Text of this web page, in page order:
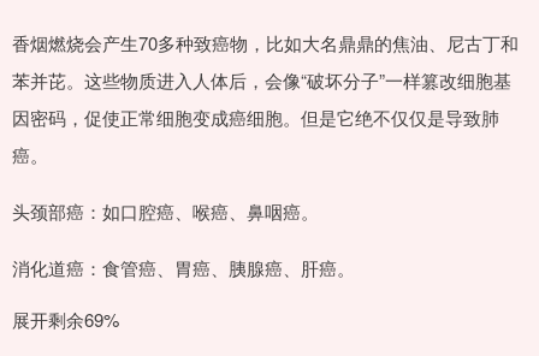
香烟燃烧会产生70多种致癌物，比如大名鼎鼎的焦油、尼古丁和
苯并芘。这些物质进入人体后，会像“破坏分子”一样篡改细胞基
因密码，促使正常细胞变成癌细胞。但是它绝不仅仅是导致肺
癌。
头颈部癌：如口腔癌、喉癌、鼻咽癌。
消化道癌：食管癌、胃癌、胰腺癌、肝癌。
展开剩余69%